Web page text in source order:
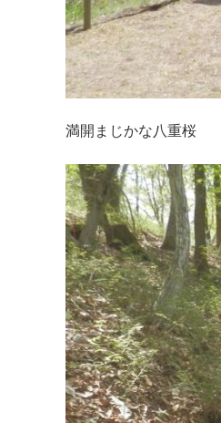
満開まじかな八重桜